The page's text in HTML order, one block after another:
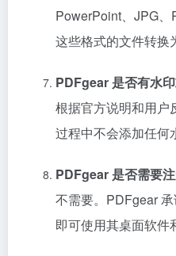
PowerPoint、JPG
这些格式的文件转换
PDFgear 是否有水
根据官方说明和用户
过程中不会添加任何
PDFgear 是否需要
不需要。PDFgear
即可使用其桌面软件